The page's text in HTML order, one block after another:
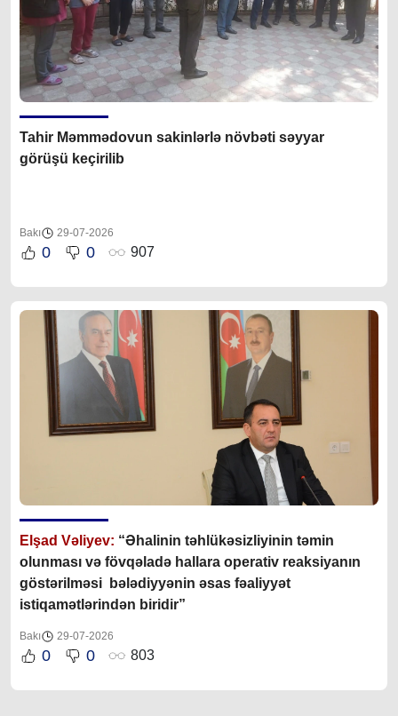
Tahir Məmmədovun sakinlərlə növbəti səyyar
görüşü keçirilib
Bakı 29-07-2026
0 0 907
Elşad Vəliyev: “Əhalinin təhlükəsizliyinin təmin
olunması və fövqəladə hallara operativ reaksiyanın
göstərilməsi bələdiyyənin əsas fəaliyyət
istiqamətlərindən biridir”
Bakı 29-07-2026
0 0 803